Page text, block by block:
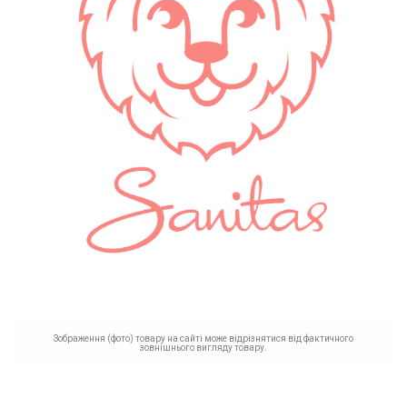
Зображення (фото) товару на сайті може відрізнятися від фактичного
зовнішнього вигляду товару.